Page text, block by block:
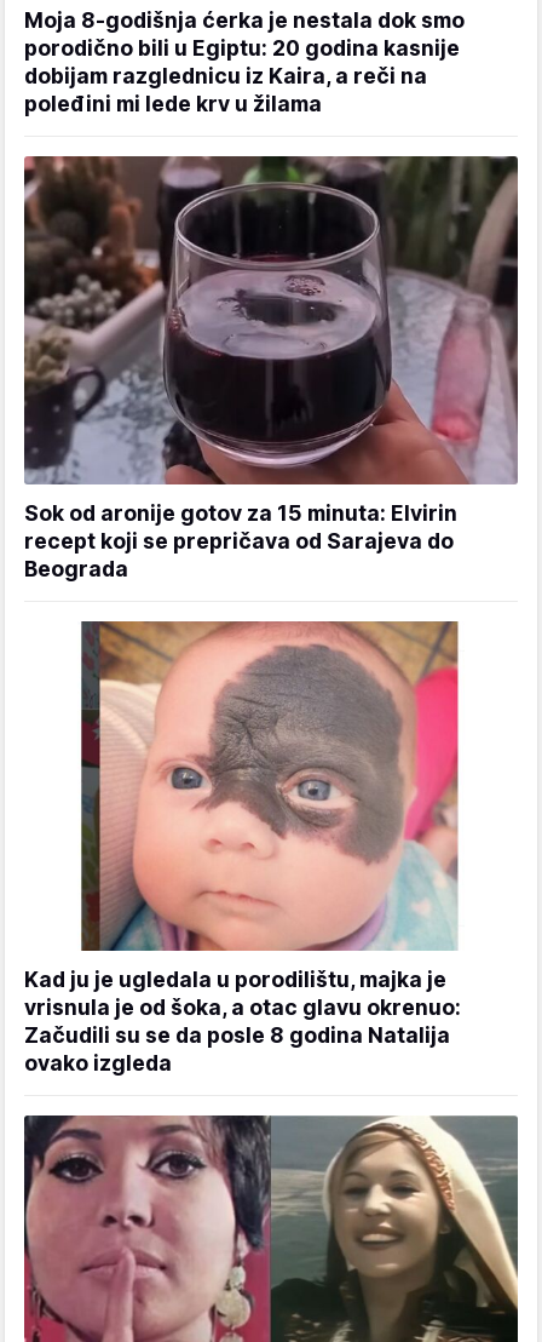
Moja 8-godišnja ćerka je nestala dok smo
porodično bili u Egiptu: 20 godina kasnije
dobijam razglednicu iz Kaira, a reči na
poleđini mi lede krv u žilama
Sok od aronije gotov za 15 minuta: Elvirin
recept koji se prepričava od Sarajeva do
Beograda
Kad ju je ugledala u porodilištu, majka je
vrisnula je od šoka, a otac glavu okrenuo:
Začudili su se da posle 8 godina Natalija
ovako izgleda